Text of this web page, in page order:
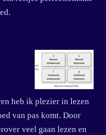
heb ik plezier in lezen
van pas komt. Door
veel gaan lezen en